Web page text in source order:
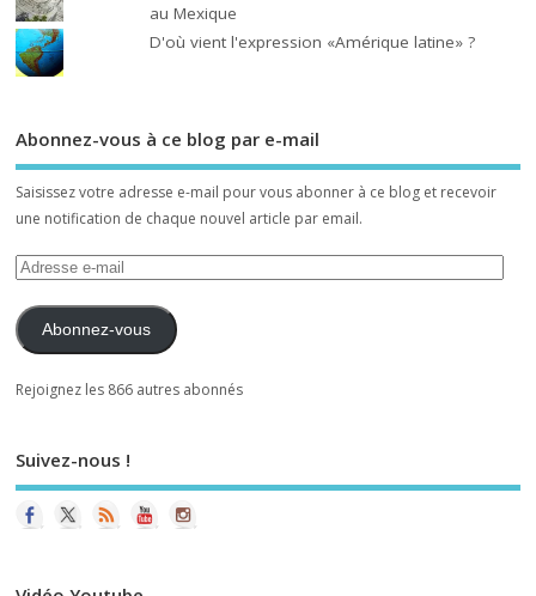
au Mexique
D'où vient l'expression «Amérique latine» ?
Abonnez-vous à ce blog par e-mail
Saisissez votre adresse e-mail pour vous abonner à ce blog et recevoir
une notification de chaque nouvel article par email.
Abonnez-vous
Rejoignez les 866 autres abonnés
Suivez-nous !